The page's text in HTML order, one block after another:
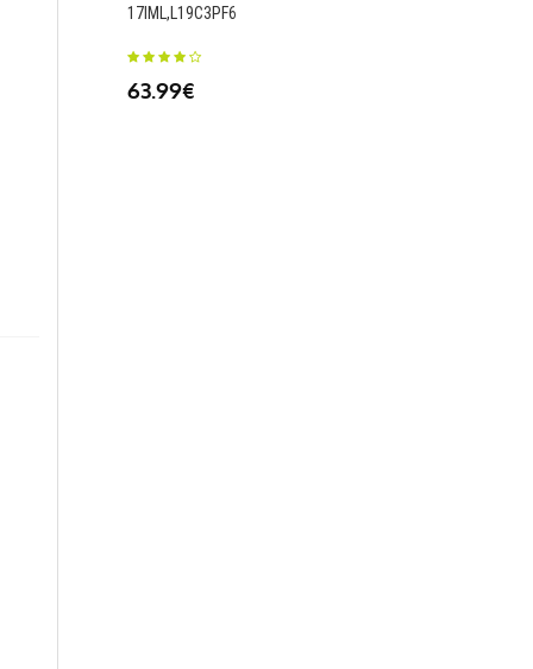
17IML,L19C3PF6
63.99€